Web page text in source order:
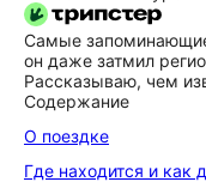
Самые
он даже затмил
Рассказываю, чем
Содержание
О поездке
Где находится и как